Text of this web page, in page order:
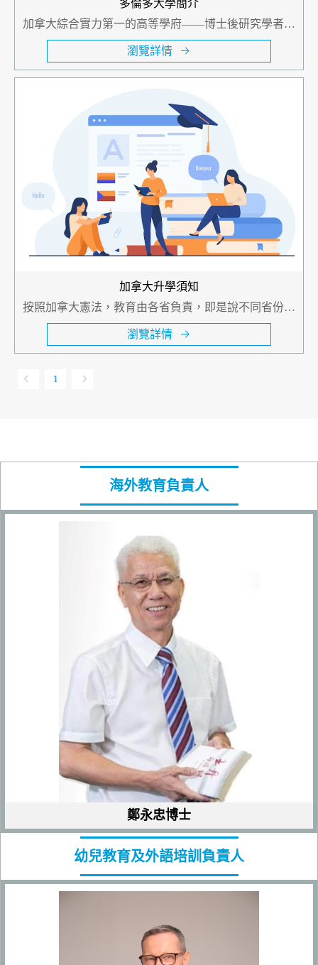
多倫多大學簡介
加拿大綜合實力第一的高等學府——博士後研究學者發
展項目
瀏覽詳情
加拿大升學須知
按照加拿大憲法，教育由各省負責，即是說不同省份的
教育制度有相當大的差別，但是全國有統一的高水準。
瀏覽詳情
1
海外教育負責人
鄭永忠博士
幼兒教育及外語培訓負責人